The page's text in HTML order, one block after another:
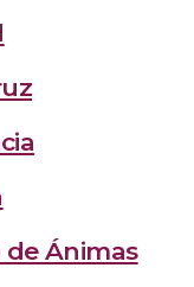
Ánimas